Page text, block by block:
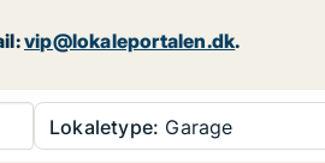
vip@lokaleportalen.dk.
Lokaletype: Garage